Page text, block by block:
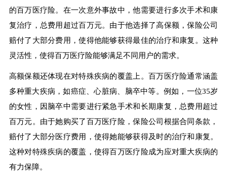
的百万医疗险。在一次意外事故中，他需要进行多次手术和康
复治疗，总费用超过百万元。由于他选择了高保额，保险公司
赔付了大部分费用，使得他能够获得最佳的治疗和康复。这种
灵活性，使得百万医疗险能够满足不同用户的需求。
高额保额还体现在对特殊疾病的覆盖上。百万医疗险通常涵盖
多种重大疾病，如癌症、心脏病、脑卒中等。例如，一位35岁
的女性，因脑卒中需要进行紧急手术和长期康复，总费用超过
百万元。由于她购买了百万医疗险，保险公司根据合同条款，
赔付了大部分医疗费用，使得她能够获得及时的治疗和康复。
这种对特殊疾病的覆盖，使得百万医疗险成为应对重大疾病的
有力保障。